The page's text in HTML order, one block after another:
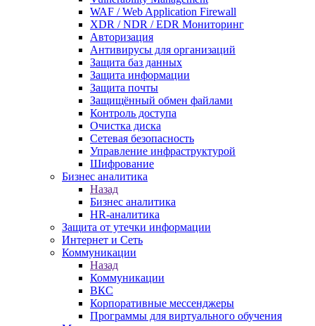
WAF / Web Application Firewall
XDR / NDR / EDR Мониторинг
Авторизация
Антивирусы для организаций
Защита баз данных
Защита информации
Защита почты
Защищённый обмен файлами
Контроль доступа
Очистка диска
Сетевая безопасность
Управление инфраструктурой
Шифрование
Бизнес аналитика
Назад
Бизнес аналитика
HR-аналитика
Защита от утечки информации
Интернет и Сеть
Коммуникации
Назад
Коммуникации
ВКС
Корпоративные мессенджеры
Программы для виртуального обучения